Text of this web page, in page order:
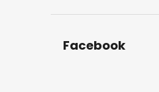
Facebook